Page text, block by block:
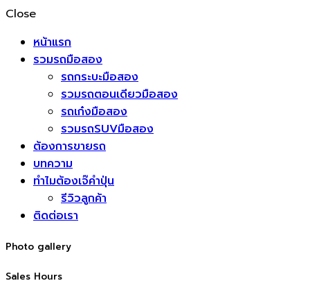
Close
หน้าแรก
รวมรถมือสอง
รถกระบะมือสอง
รวมรถตอนเดียวมือสอง
รถเก๋งมือสอง
รวมรถSUVมือสอง
ต้องการขายรถ
บทความ
ทำไมต้องเจ๊คำปุ่น
รีวิวลูกค้า
ติดต่อเรา
Photo gallery
Sales Hours